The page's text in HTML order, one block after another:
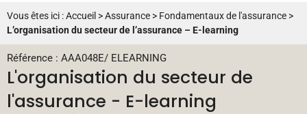
Vous êtes ici :Accueil >Assurance > Fondamentaux de l'assurance >
L’organisation du secteur de l’assurance – E-learning
Référence : AAA048E/ ELEARNING
L'organisation du secteur de
l'assurance - E-learning